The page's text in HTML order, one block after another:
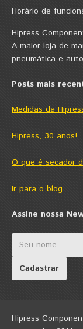
Horário de
Hipress
A maior loja de
pneumática e
Posts mais
Medidas da
Hipress, 30 anos!
O que é secador
Ir para o blog
Assine nossa
Hipress